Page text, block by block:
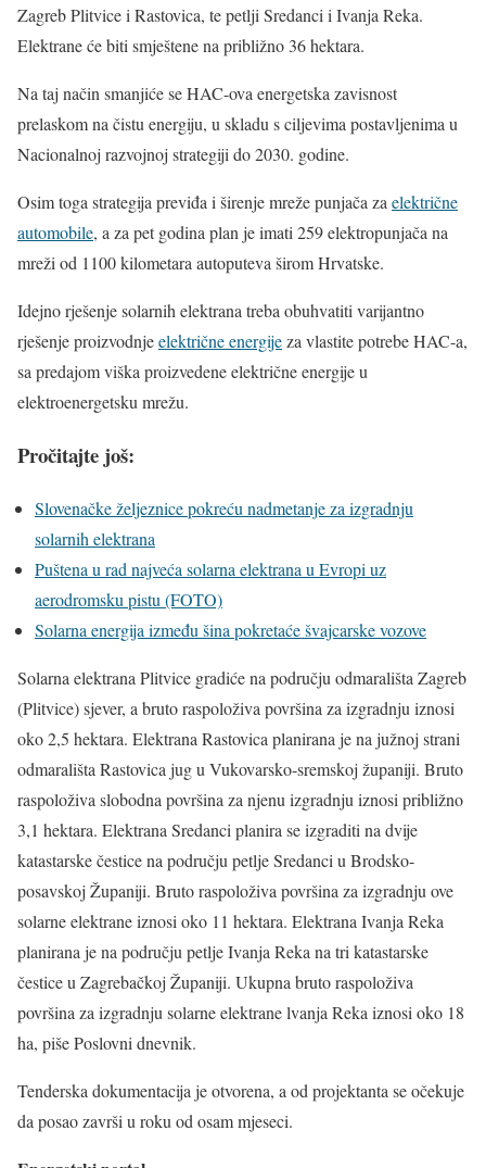
Zagreb Plitvice i Rastovica, te petlji Sredanci i Ivanja Reka.
Elektrane će biti smještene na približno 36 hektara.
Na taj način smanjiće se HAC-ova energetska zavisnost
prelaskom na čistu energiju, u skladu s ciljevima postavljenima u
Nacionalnoj razvojnoj strategiji do 2030. godine.
Osim toga strategija previđa i širenje mreže punjača za električne
automobile, a za pet godina plan je imati 259 elektropunjača na
mreži od 1100 kilometara autoputeva širom Hrvatske.
Idejno rješenje solarnih elektrana treba obuhvatiti varijantno
rješenje proizvodnjeelektrične energijeza vlastite potrebe HAC-a,
sa predajom viška proizvedene električne energije u
elektroenergetsku mrežu.
Pročitajte još:
Slovenačke željeznice pokreću nadmetanje za izgradnju
solarnih elektrana
Puštena u rad najveća solarna elektrana u Evropi uz
aerodromsku pistu (FOTO)
Solarna energija između šina pokretaće švajcarske vozove
Solarna elektrana Plitvice gradiće na području odmarališta Zagreb
(Plitvice) sjever, a bruto raspoloživa površina za izgradnju iznosi
oko 2,5 hektara. Elektrana Rastovica planirana je na južnoj strani
odmarališta Rastovica jug u Vukovarsko-sremskoj županiji. Bruto
raspoloživa slobodna površina za njenu izgradnju iznosi približno
3,1 hektara. Elektrana Sredanci planira se izgraditi na dvije
katastarske čestice na području petlje Sredanci u Brodsko-
posavskoj Županiji. Bruto raspoloživa površina za izgradnju ove
solarne elektrane iznosi oko 11 hektara. Elektrana Ivanja Reka
planirana je na području petlje Ivanja Reka na tri katastarske
čestice u Zagrebačkoj Županiji. Ukupna bruto raspoloživa
površina za izgradnju solarne elektrane lvanja Reka iznosi oko 18
ha, piše Poslovni dnevnik.
Tenderska dokumentacija je otvorena, a od projektanta se očekuje
da posao završi u roku od osam mjeseci.